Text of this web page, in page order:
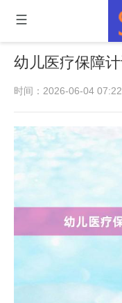
幼儿医疗保障
时间：2026-06-04 07:22